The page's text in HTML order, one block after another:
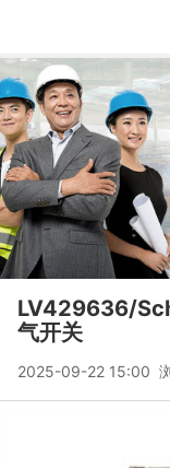
LV429636/
气开关
2025-09-22 15:00